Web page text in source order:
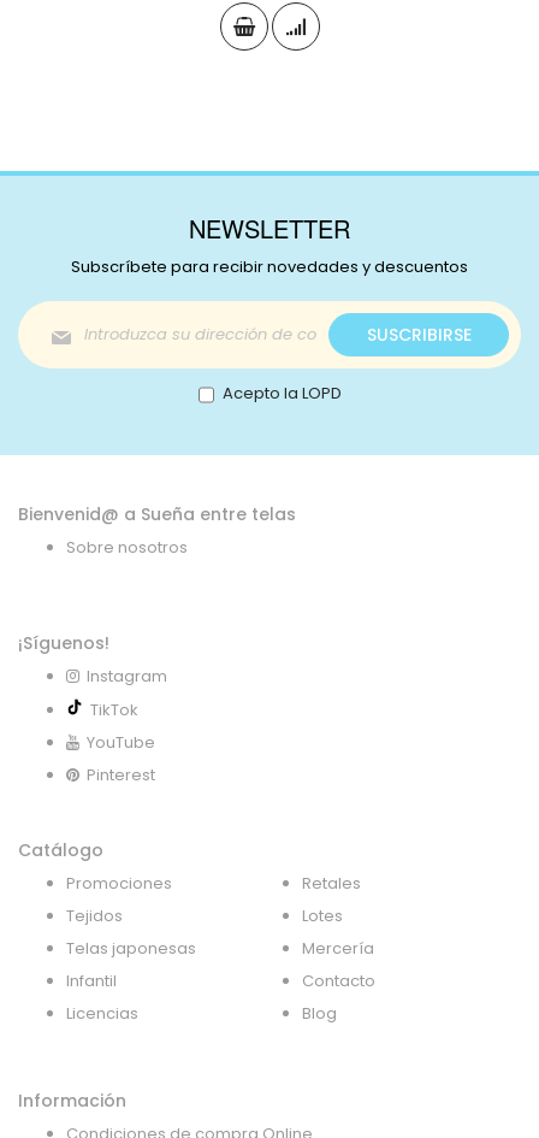
NEWSLETTER
Subscríbete para recibir novedades y descuentos
Inscríbase
a
nuestro
boletín
de
SUSCRIBIRSE
Acepto la LOPD
Bienvenid@ a Sueña entre telas
Sobre nosotros
¡Síguenos!
Instagram
TikTok
YouTube
Pinterest
Catálogo
Promociones
Tejidos
Telas japonesas
Infantil
Licencias
Retales
Lotes
Mercería
Contacto
Blog
Información